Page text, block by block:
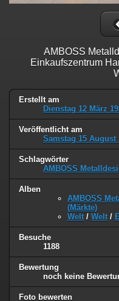
AMBOSS
Einkaufszentrum
Erstellt am
Dienstag 12 März
Veröffentlicht am
Samstag 15 August
Schlagwörter
AMBOSS
Alben
AMBOSS
(Märkte)
Welt / Welt /
Besuche
1188
Bewertung
noch keine
Foto bewerten